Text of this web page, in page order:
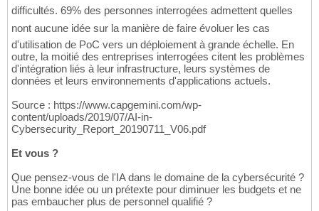
difficultés. 69% des personnes interrogées admettent quelles
nont aucune idée sur la manière de faire évoluer les cas
d'utilisation de PoC vers un déploiement à grande échelle. En
outre, la moitié des entreprises interrogées citent les problèmes
d'intégration liés à leur infrastructure, leurs systèmes de
données et leurs environnements d'applications actuels.
Source : https://www.capgemini.com/wp-
content/uploads/2019/07/AI-in-
Cybersecurity_Report_20190711_V06.pdf
Et vous ?
Que pensez-vous de l'IA dans le domaine de la cybersécurité ?
Une bonne idée ou un prétexte pour diminuer les budgets et ne
pas embaucher plus de personnel qualifié ?